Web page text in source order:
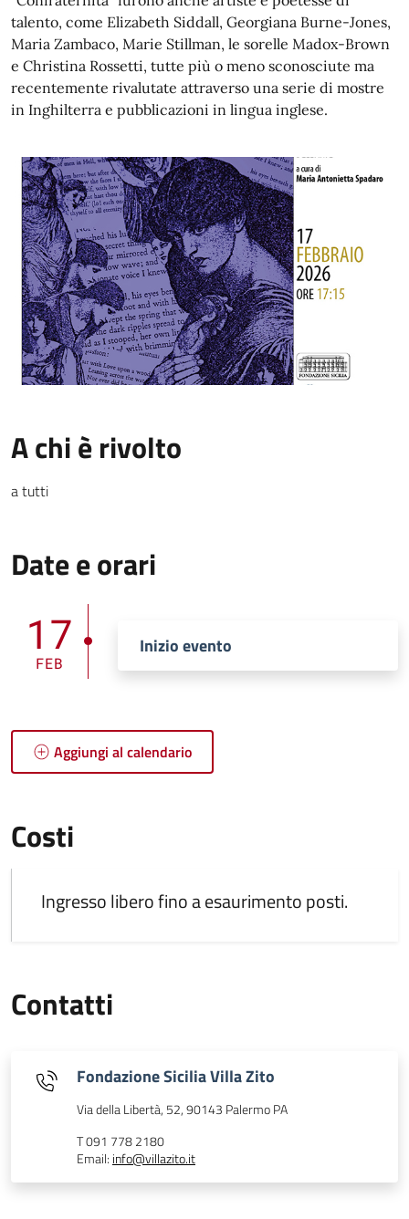
talento, come Elizabeth Siddall, Georgiana Burne-Jones,
Maria Zambaco, Marie Stillman, le sorelle Madox-Brown
e Christina Rossetti, tutte più o meno sconosciute ma
recentemente rivalutate attraverso una serie di mostre
in Inghilterra e pubblicazioni in lingua inglese.
A chi è rivolto
a tutti
Date e orari
17
FEB
Inizio evento
Aggiungi al calendario
Costi
Ingresso libero fino a esaurimento posti.
Contatti
Fondazione Sicilia Villa Zito
Via della Libertà, 52, 90143 Palermo PA
T 091 778 2180
Email: info@villazito.it